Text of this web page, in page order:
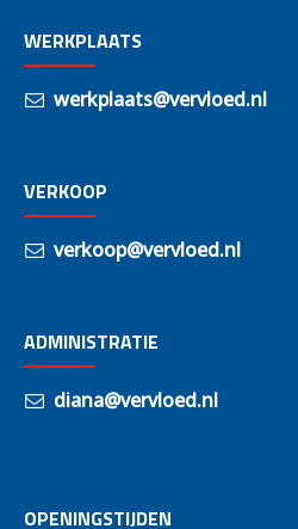
WERKPLAATS
werkplaats@vervloed.nl
VERKOOP
verkoop@vervloed.nl
ADMINISTRATIE
diana@vervloed.nl
OPENINGSTIJDEN